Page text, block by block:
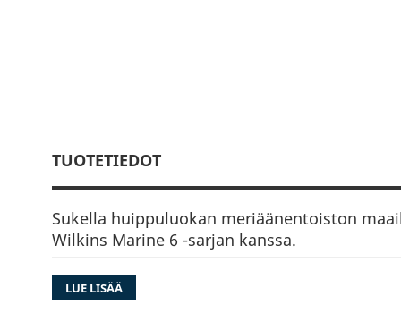
TUOTETIEDOT
Sukella huippuluokan meriäänentoiston
Wilkins Marine 6 -sarjan kanssa.
Kohota veneilykokemuksesi uudelle tasolle
avulla, joka takaa moitteettoman
LUE LISÄÄ